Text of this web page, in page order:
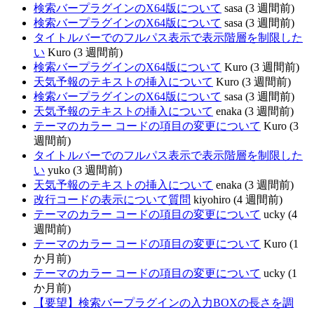
検索バープラグインのX64版について sasa (3 週間前)
検索バープラグインのX64版について sasa (3 週間前)
タイトルバーでのフルパス表示で表示階層を制限した
い Kuro (3 週間前)
検索バープラグインのX64版について Kuro (3 週間前)
天気予報のテキストの挿入について Kuro (3 週間前)
検索バープラグインのX64版について sasa (3 週間前)
天気予報のテキストの挿入について enaka (3 週間前)
テーマのカラー コードの項目の変更について Kuro (3
週間前)
タイトルバーでのフルパス表示で表示階層を制限した
い yuko (3 週間前)
天気予報のテキストの挿入について enaka (3 週間前)
改行コードの表示について質問 kiyohiro (4 週間前)
テーマのカラー コードの項目の変更について ucky (4
週間前)
テーマのカラー コードの項目の変更について Kuro (1
か月前)
テーマのカラー コードの項目の変更について ucky (1
か月前)
【要望】検索バープラグインの入力BOXの長さを調